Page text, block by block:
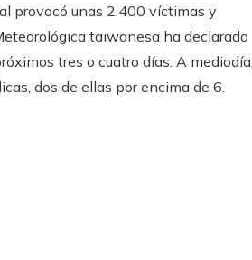
provocó unas 2.400 víctimas y
taiwanesa ha declarado
tres o cuatro días. A mediodía,
dos de ellas por encima de 6.